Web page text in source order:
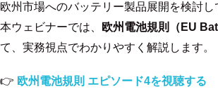
欧州市場へのバッテリー製品展開を検討し
本ウェビナーでは、
欧州電池規則（EU
て、実務視点でわかりやすく解説します。
👉 欧州電池規則 エピソード4を視聴する